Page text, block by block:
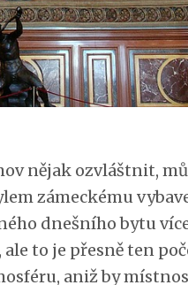
nějak ozvláštnit,
zámeckému
dnešního bytu
to je přesně ten
aniž by